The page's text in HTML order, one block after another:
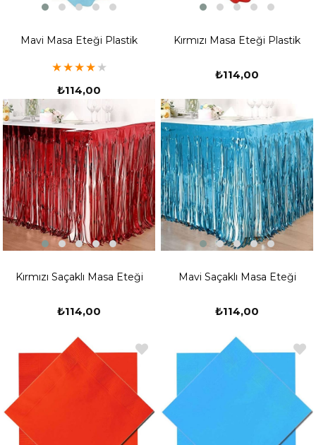
Mavi Masa Eteği Plastik
★★★★ ★
₺114,00
Kırmızı Masa Eteği Plastik
₺114,00
Kırmızı Saçaklı Masa Eteği
₺114,00
Mavi Saçaklı Masa Eteği
₺114,00